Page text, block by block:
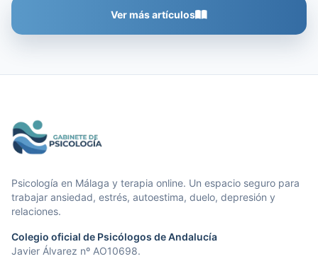
Ver más artículos
Gabinete de Psicología
Psicología en Málaga y terapia online. Un espacio seguro para
trabajar ansiedad, estrés, autoestima, duelo, depresión y
relaciones.
Colegio oficial de Psicólogos de Andalucía
Javier Álvarez nº AO10698.